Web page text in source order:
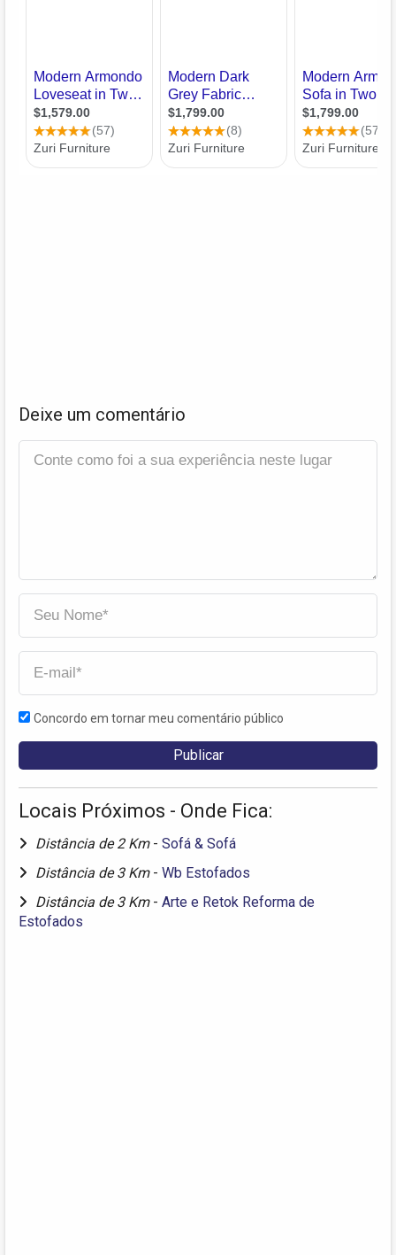
Deixe um comentário
Concordo em tornar meu comentário público
Locais Próximos - Onde Fica:
Distância de 2 Km - Sofá & Sofá
Distância de 3 Km - Wb Estofados
Distância de 3 Km - Arte e Retok Reforma de
Estofados